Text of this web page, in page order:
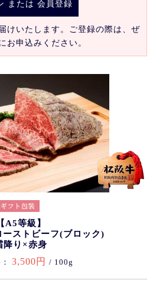
または 会員登録
けいたします。ご登録の際は、ぜ
お申込みください。
【A5等級】
ーストビーフ(ブロック)
降り×赤身
3,500円 / 100g